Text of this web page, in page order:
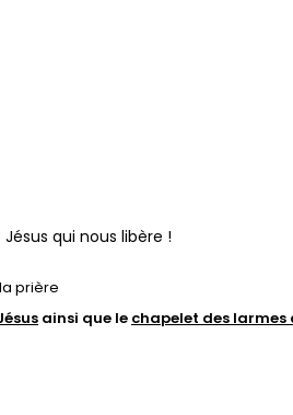
qui nous libère !
prière
ainsi que le chapelet des larmes